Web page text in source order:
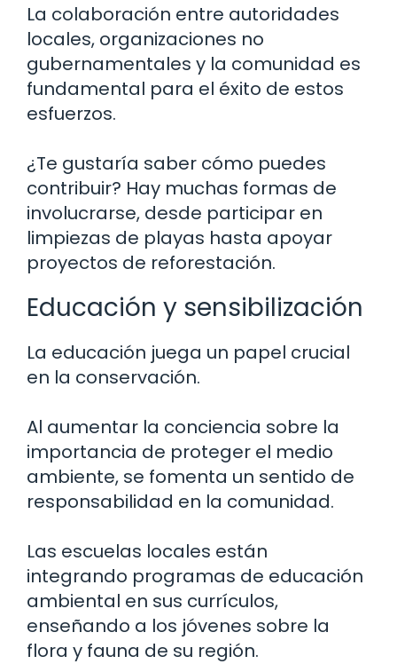
La colaboración entre autoridades
locales, organizaciones no
gubernamentales y la comunidad es
fundamental para el éxito de estos
esfuerzos.
¿Te gustaría saber cómo puedes
contribuir? Hay muchas formas de
involucrarse, desde participar en
limpiezas de playas hasta apoyar
proyectos de reforestación.
Educación y sensibilización
La educación juega un papel crucial
en la conservación.
Al aumentar la conciencia sobre la
importancia de proteger el medio
ambiente, se fomenta un sentido de
responsabilidad en la comunidad.
Las escuelas locales están
integrando programas de educación
ambiental en sus currículos,
enseñando a los jóvenes sobre la
flora y fauna de su región.